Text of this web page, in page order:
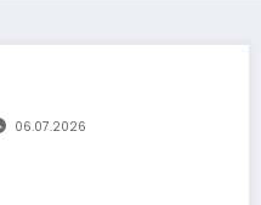
06.07.2026